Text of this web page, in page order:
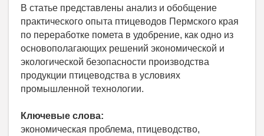
В статье представлены анализ и обобщение
практического опыта птицеводов Пермского края
по переработке помета в удобрение, как одно из
основополагающих решений экономической и
экологической безопасности производства
продукции птицеводства в условиях
промышленной технологии.
Ключевые слова:
экономическая проблема, птицеводство,